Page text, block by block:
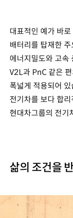
대표적인 예가 바
배터리를 탑재한
에너지밀도와 고속
V2L과 PnC 같은
폭넓게 적용되어
전기차를 보다 합
현대차그룹의 전기
삶의 조건을